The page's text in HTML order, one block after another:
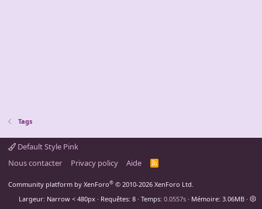
Tags
Default Style Pink
Nous contacter
Privacy policy Aide
R
Community platform by XenForo® © 2010-2026 XenForo Ltd.
Largeur
Requêtes 8 Temps 0.0557s Mémoire 3.06MB